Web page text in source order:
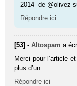
2014” de @olivez
Répondre ici
[53] -Altospam a
Merci pour l’article
plus d’un
Répondre ici